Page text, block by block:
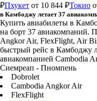
₽Пхукет от 10 844 ₽Токио
в Камбоджу летает 37
Купить авиабилеты в
на борт 37 авиакомпаний.
Angkor Air, FlexFlight, Air
быстрый рейс в Камбоджу
авиакомпанией Cambodia
Сиемреап - Пномпень
Dobrolet
Cambodia Angkor Air
FlexFlight